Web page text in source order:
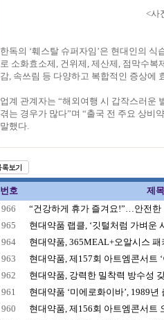
<사
한독의 ‘훼스탈 슈퍼자임’은 현대인의
로 소화효소제, 건위제, 제산제, 점막수복
감, 속쓰림 등 다양하고 복합적인 증상에
업계 관계자는 “해외여행 시 갑작스러운
겪는 경우가 많다”며 “출국 전 주요 상비
말했다.
번호
제목
966
“건강하게 휴가 즐겨요!”…안전한
965
현대약품 랩클, ‘깃털처럼 가벼운
964
현대약품, 365MEAL+오알시스 패
963
현대약품, 제157회 아트엠콘서트
962
현대약품, 강력한 밀착력 방수성
961
현대약품 ‘미에로화이바’, 1989년
960
현대약품, 제156회 아트엠콘서트